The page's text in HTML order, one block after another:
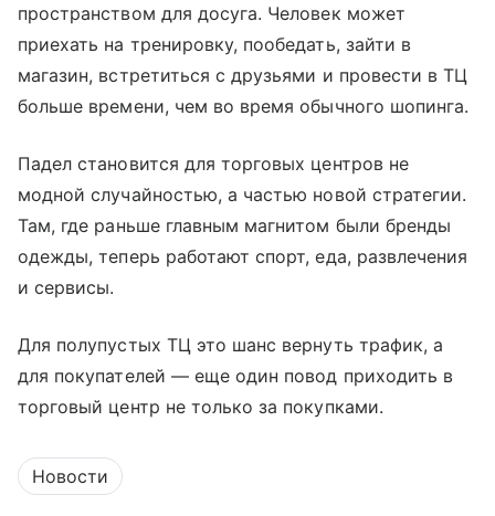
пространством для досуга. Человек может
приехать на тренировку, пообедать, зайти в
магазин, встретиться с друзьями и провести в ТЦ
больше времени, чем во время обычного шопинга.
Падел становится для торговых центров не
модной случайностью, а частью новой стратегии.
Там, где раньше главным магнитом были бренды
одежды, теперь работают спорт, еда, развлечения
и сервисы.
Для полупустых ТЦ это шанс вернуть трафик, а
для покупателей — еще один повод приходить в
торговый центр не только за покупками.
Новости